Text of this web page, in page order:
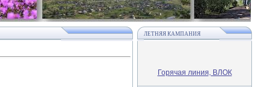
ЛЕТНЯЯ КАМПАНИЯ
Горячая линия, ВЛОК